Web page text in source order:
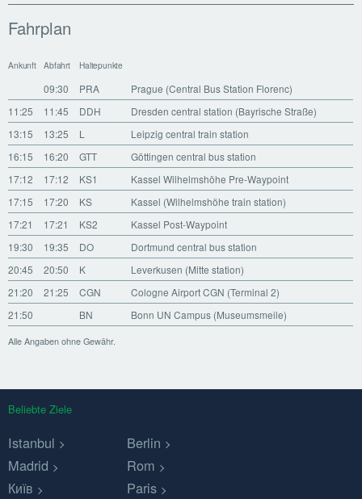
Fahrplan
Ankunft Abfahrt Haltepunkte
09:30 PRA
Prague (Central Bus Station Florenc)
11:25
11:45 DDH
Dresden central station (Bayrische Straße)
13:15
13:25 L
Leipzig central train station
16:15
16:20 GTT
Göttingen central bus station
17:12
17:12 KS1
Kassel Wilhelmshöhe Pre-Waypoint
17:15
17:20 KS
Kassel (Wilhelmshöhe train station)
17:21
17:21 KS2
Kassel Post-Waypoint
19:30
19:35 DO
Dortmund central bus station
20:45
20:50 K
Leverkusen (Mitte station)
21:20
21:25 CGN
Cologne Airport CGN (Terminal 2)
21:50
BN Bonn UN Campus (Museumsmeile)
Alle Angaben ohne Gewähr.
Beliebte Ziele
Istanbul
Berlin
Madrid
Rom
Київ
Paris